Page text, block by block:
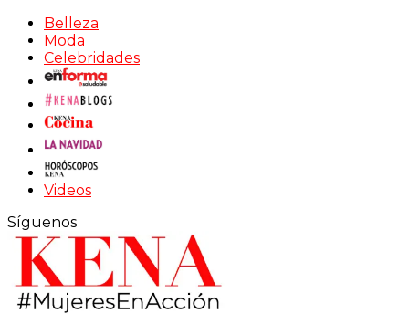
Belleza
Moda
Celebridades
Videos
Síguenos